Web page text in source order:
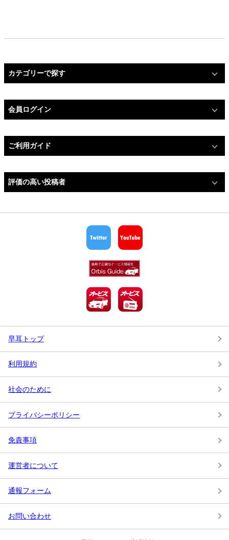
カテゴリーで探す
会員ログイン
ご利用ガイド
評価の高い投稿者
早耳トップ
利用規約
社会のために
プライバシーポリシー
免責事項
運営者について
通報フォーム
お問い合わせ